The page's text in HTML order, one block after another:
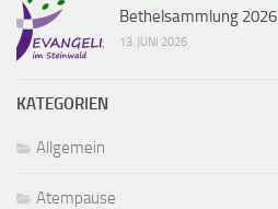
Bethelsammlung 2026
13. JUNI 2026
KATEGORIEN
Allgemein
Atempause